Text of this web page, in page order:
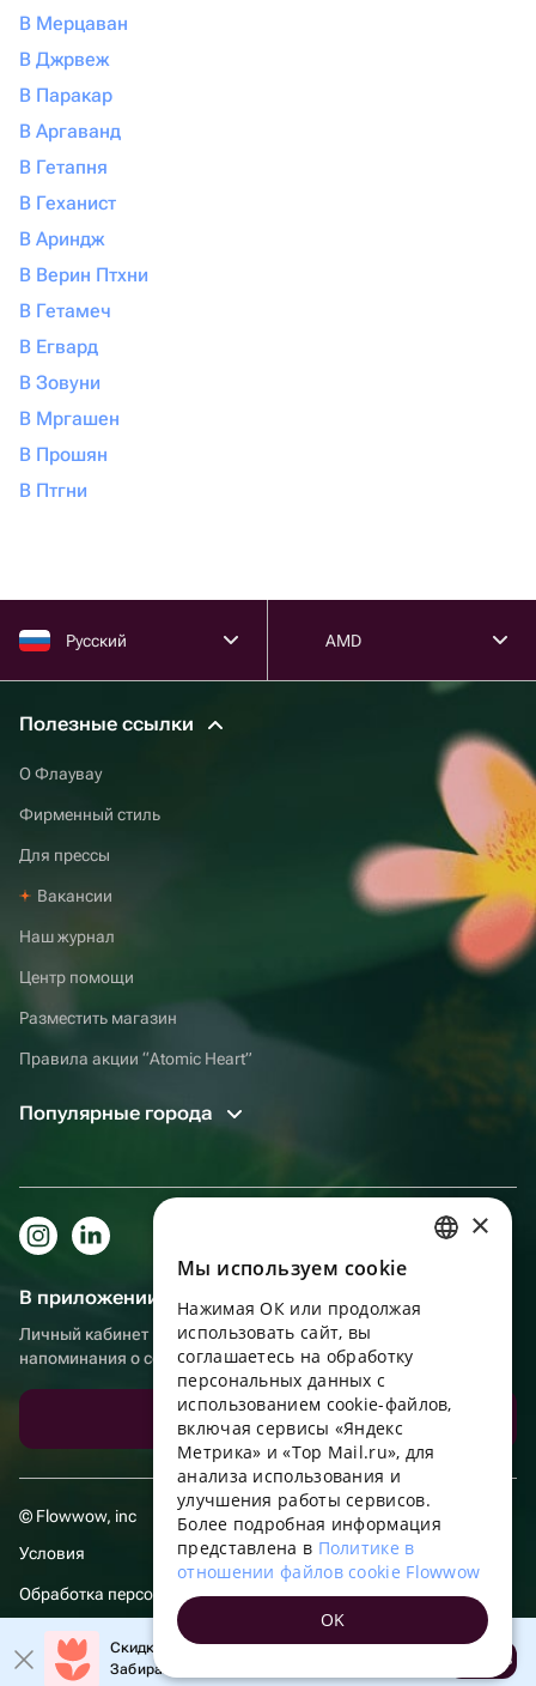
В Мерцаван
В Джрвеж
В Паракар
В Аргаванд
В Гетапня
В Геханист
В Ариндж
В Верин Птхни
В Гетамеч
В Егвард
В Зовуни
В Мргашен
В Прошян
В Птгни
Русский AMD
Полезные ссылки
О Флаувау
Фирменный стиль
Для прессы
Вакансии
Наш журнал
Центр помощи
Разместить магазин
Правила акции “Atomic Heart”
Популярные города
В приложении еще удобнее!
Личный кабинет получателя, больше бонусов за покупки и
напоминания о событиях
Скачать приложение
© Flowwow, inc
Условия
Обработка персональных данных
Скидка 20% на первый заказ!
Забирайте промокод в приложении!
Открыть
ENGLISH
UKRAINIAN
PORTUGUESE
FRENCH
TURKISH
POLISH
×
Мы используем сookie
Нажимая ОК или продолжая
использовать сайт, вы
соглашаетесь на обработку
персональных данных с
использованием cookie-файлов,
включая сервисы «Яндекс
Метрика» и «Top Mail.ru», для
анализа использования и
улучшения работы сервисов.
Более подробная информация
представлена в Политике в
отношении файлов cookie Flowwow
OK